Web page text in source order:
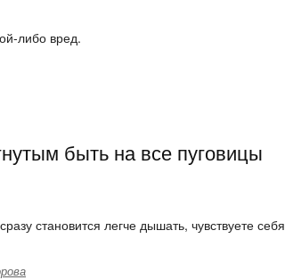
либо вред.
быть на все пуговицы
становится легче дышать, чувствуете себя